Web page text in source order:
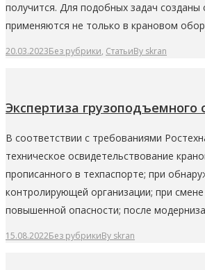
получится. Для подобных задач
применяются не только в крановом
20.03.2023Без рубрики, СтатьиBy skran
Экспертиза грузоподъемного
В соответствии с требованиями
техническое освидетельствование
прописанного в техпаспорте; при
контролирующей организации; при
повышенной опасности; после
15.08.2022Без рубрикиBy skran